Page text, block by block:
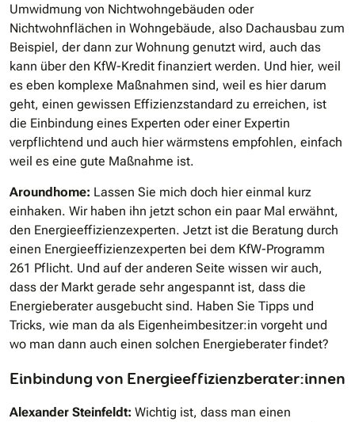
Umwidmung von Nichtwohngebäuden oder
Nichtwohnflächen in Wohngebäude, also Dachausbau zum
Beispiel, der dann zur Wohnung genutzt wird, auch das
kann über den KfW-Kredit finanziert werden. Und hier, weil
es eben komplexe Maßnahmen sind, weil es hier darum
geht, einen gewissen Effizienzstandard zu erreichen, ist
die Einbindung eines Experten oder einer Expertin
verpflichtend und auch hier wärmstens empfohlen, einfach
weil es eine gute Maßnahme ist.
Aroundhome: Lassen Sie mich doch hier einmal kurz
einhaken. Wir haben ihn jetzt schon ein paar Mal erwähnt,
den Energieeffizienzexperten. Jetzt ist die Beratung durch
einen Energieeffizienzexperten bei dem KfW-Programm
261 Pflicht. Und auf der anderen Seite wissen wir auch,
dass der Markt gerade sehr angespannt ist, dass die
Energieberater ausgebucht sind. Haben Sie Tipps und
Tricks, wie man da als Eigenheimbesitzer:in vorgeht und
wo man dann auch einen solchen Energieberater findet?
Einbindung von Energieeffizienzberater:innen
Alexander Steinfeldt: Wichtig ist, dass man einen